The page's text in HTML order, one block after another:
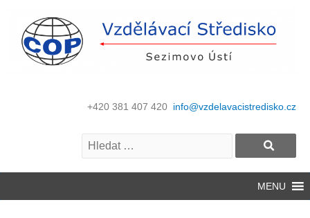
+420 381 407 420 info@vzdelavacistredisko.cz
MENU